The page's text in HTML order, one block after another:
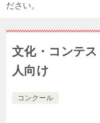
ださい。
文化・コンテ
人向け
コンクール